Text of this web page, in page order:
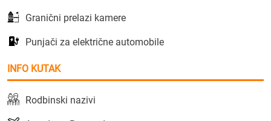
Granični prelazi kamere
Punjači za električne automobile
INFO KUTAK
Rodbinski nazivi